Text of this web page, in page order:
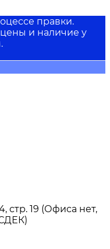
правки.
и наличие у
стр. 19 (Офиса нет,